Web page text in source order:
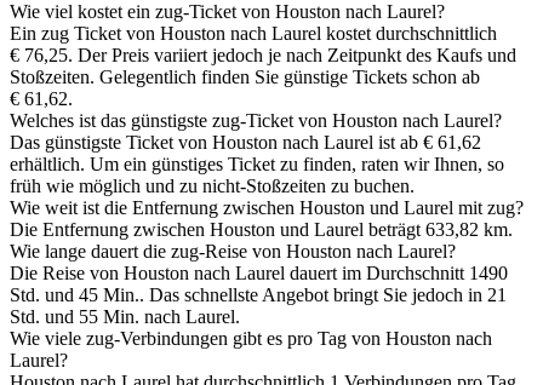
Wie viel kostet ein zug-Ticket von Houston nach Laurel?
Ein zug Ticket von Houston nach Laurel kostet durchschnittlich
€ 76,25. Der Preis variiert jedoch je nach Zeitpunkt des Kaufs und
Stoßzeiten. Gelegentlich finden Sie günstige Tickets schon ab
€ 61,62.
Welches ist das günstigste zug-Ticket von Houston nach Laurel?
Das günstigste Ticket von Houston nach Laurel ist ab € 61,62
erhältlich. Um ein günstiges Ticket zu finden, raten wir Ihnen, so
früh wie möglich und zu nicht-Stoßzeiten zu buchen.
Wie weit ist die Entfernung zwischen Houston und Laurel mit zug?
Die Entfernung zwischen Houston und Laurel beträgt 633,82 km.
Wie lange dauert die zug-Reise von Houston nach Laurel?
Die Reise von Houston nach Laurel dauert im Durchschnitt 1490
Std. und 45 Min.. Das schnellste Angebot bringt Sie jedoch in 21
Std. und 55 Min. nach Laurel.
Wie viele zug-Verbindungen gibt es pro Tag von Houston nach
Laurel?